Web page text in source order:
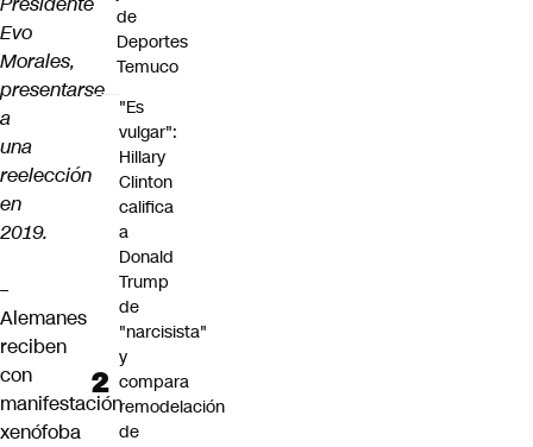
Evo
Morales,
presentarse
a
una
reelección
en
2019.
–
Alemanes
reciben
con
manifestación
xenófoba
de
Deportes
Temuco
"Es
vulgar":
Hillary
Clinton
califica
a
Donald
Trump
de
"narcisista"
y
compara
remodelación
de